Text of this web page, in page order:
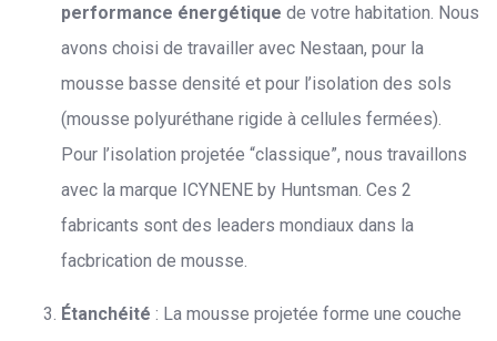
performance énergétique de votre habitation. Nous
avons choisi de travailler avec Nestaan, pour la
mousse basse densité et pour l’isolation des sols
(mousse polyuréthane rigide à cellules fermées).
Pour l’isolation projetée “classique”, nous travaillons
avec la marque ICYNENE by Huntsman. Ces 2
fabricants sont des leaders mondiaux dans la
facbrication de mousse.
Étanchéité : La mousse projetée forme une couche